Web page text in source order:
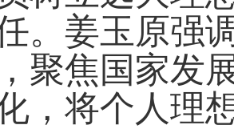
。姜玉原强
聚焦国家发
，将个人理